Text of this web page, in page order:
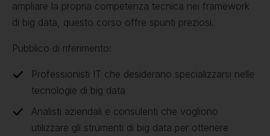
ampliare la propria competenza tecnica nei framework
di big data, questo corso offre spunti preziosi.
Pubblico di riferimento:
Professionisti IT che desiderano specializzarsi nelle
tecnologie di big data
Analisti aziendali e consulenti che vogliono
utilizzare gli strumenti di big data per ottenere